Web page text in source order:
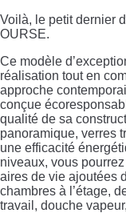
Voilà, le petit dernier
OURSE.
Ce modèle
réalisation tout en
approche
conçue
qualité de sa
panoramique, verres
une efficacité
niveaux, vous
aires de vie ajoutées
chambres à l’étage,
travail, douche